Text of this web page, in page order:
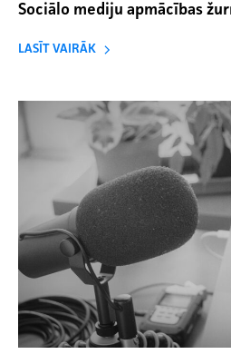
Sociālo mediju apmācības
LASĪT VAIRĀK